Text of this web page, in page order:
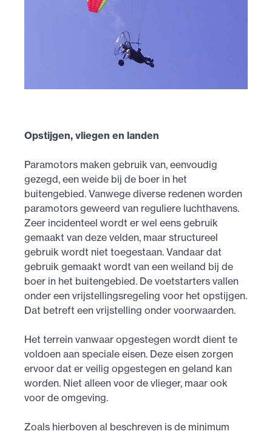
Opstijgen, vliegen en landen
Paramotors maken gebruik van, eenvoudig
gezegd, een weide bij de boer in het
buitengebied. Vanwege diverse redenen worden
paramotors geweerd van reguliere luchthavens.
Zeer incidenteel wordt er wel eens gebruik
gemaakt van deze velden, maar structureel
gebruik wordt niet toegestaan. Vandaar dat
gebruik gemaakt wordt van een weiland bij de
boer in het buitengebied. De voetstarters vallen
onder een vrijstellingsregeling voor het opstijgen.
Dat betreft een vrijstelling onder voorwaarden.
Het terrein vanwaar opgestegen wordt dient te
voldoen aan speciale eisen. Deze eisen zorgen
ervoor dat er veilig opgestegen en geland kan
worden. Niet alleen voor de vlieger, maar ook
voor de omgeving.
Zoals hierboven al beschreven is de minimum